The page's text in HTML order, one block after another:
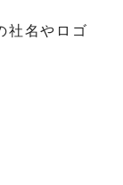
社名やロゴ